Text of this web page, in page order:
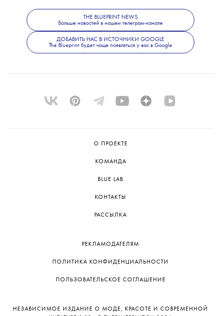
THE BLUEPRINT NEWS
Больше новостей в нашем телеграм-канале
ДОБАВИТЬ НАС В ИСТОЧНИКИ GOOGLE
The Blueprint будет чаще появляться у вас в Google
О ПРОЕКТЕ
КОМАНДА
BLUE LAB
КОНТАКТЫ
РАССЫЛКА
РЕКЛАМОДАТЕЛЯМ
ПОЛИТИКА КОНФИДЕНЦИАЛЬНОСТИ
ПОЛЬЗОВАТЕЛЬСКОЕ СОГЛАШЕНИЕ
НЕЗАВИСИМОЕ ИЗДАНИЕ О МОДЕ, КРАСОТЕ И СОВРЕМЕННОЙ